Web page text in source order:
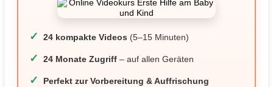
✓ 24 kompakte Videos (5–15 Minuten)
✓ 24 Monate Zugriff – auf allen Geräten
✓ Perfekt zur Vorbereitung & Auffrischung